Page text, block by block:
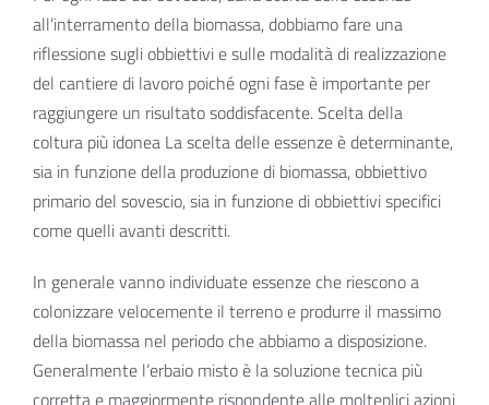
all’interramento della biomassa, dobbiamo fare una
riflessione sugli obbiettivi e sulle modalità di realizzazione
del cantiere di lavoro poiché ogni fase è importante per
raggiungere un risultato soddisfacente. Scelta della
coltura più idonea La scelta delle essenze è determinante,
sia in funzione della produzione di biomassa, obbiettivo
primario del sovescio, sia in funzione di obbiettivi specifici
come quelli avanti descritti.
In generale vanno individuate essenze che riescono a
colonizzare velocemente il terreno e produrre il massimo
della biomassa nel periodo che abbiamo a disposizione.
Generalmente l’erbaio misto è la soluzione tecnica più